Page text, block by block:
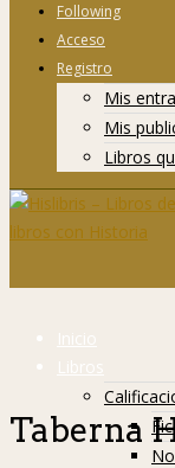
Following
Acceso
Registro
Mis
Mis
Libros
Inicio
Libros
Taberna